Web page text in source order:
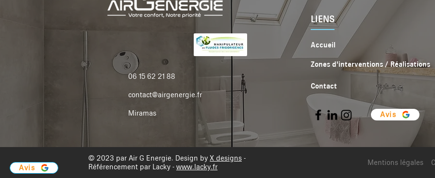
Avis
06 15 62 21 88
contact@airgenergie.fr
Miramas
LIENS
Accueil
Zones d'interventions / Réalisations
Contact
Avis
© 2023 par Air G Energie. Design by X designs -
Référencement par Lacky - www.lacky.fr Mentions légales